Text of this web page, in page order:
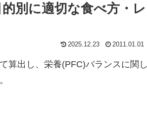
別に適切な食べ方・レ
2025.12.23 2011.01.01
算出し、栄養(PFC)バランスに関し